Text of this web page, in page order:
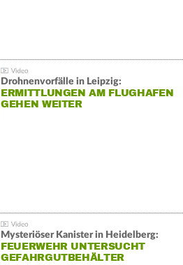
Drohnenvorfälle in Leipzig:
ERMITTLUNGEN AM FLUGHAFEN
GEHEN WEITER
Mysteriöser Kanister in Heidelberg:
FEUERWEHR UNTERSUCHT
GEFAHRGUTBEHÄLTER